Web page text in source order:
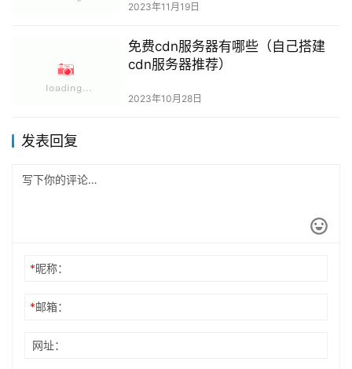
2023年11月19日
免费cdn服务器有哪些（自己搭建
cdn服务器推荐）
2023年10月28日
发表回复
*昵称：
*邮箱：
网址：